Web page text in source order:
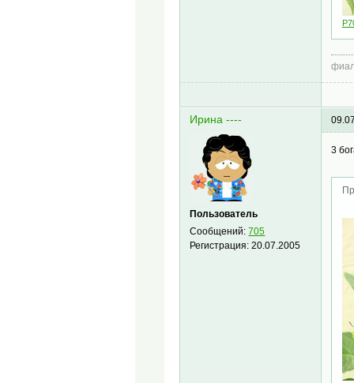
Ирина ----
Пользователь
Сообщений:705
Регистрация:20.07.2005
3